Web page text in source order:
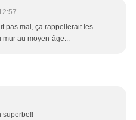
pas mal, ça rappellerait les
au moyen-âge...
superbe!!